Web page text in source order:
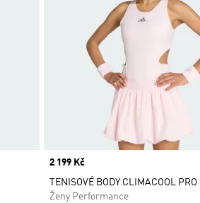
Price
2 199 Kč
TENISOVÉ BODY CLIMACOOL PRO
Ženy Performance